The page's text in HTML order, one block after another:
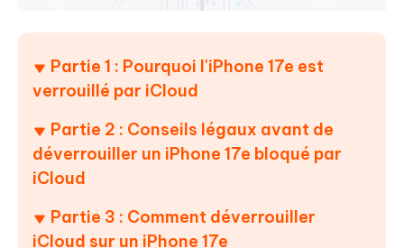
Partie 1 : Pourquoi l'iPhone 17e est
verrouillé par iCloud
Partie 2 : Conseils légaux avant de
déverrouiller un iPhone 17e bloqué par
iCloud
Partie 3 : Comment déverrouiller
iCloud sur un iPhone 17e